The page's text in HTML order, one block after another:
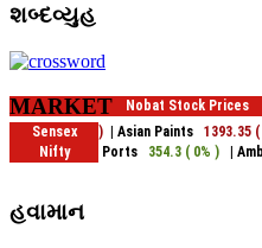
શબ્દવ્યુહ
MARKET
હવામાન